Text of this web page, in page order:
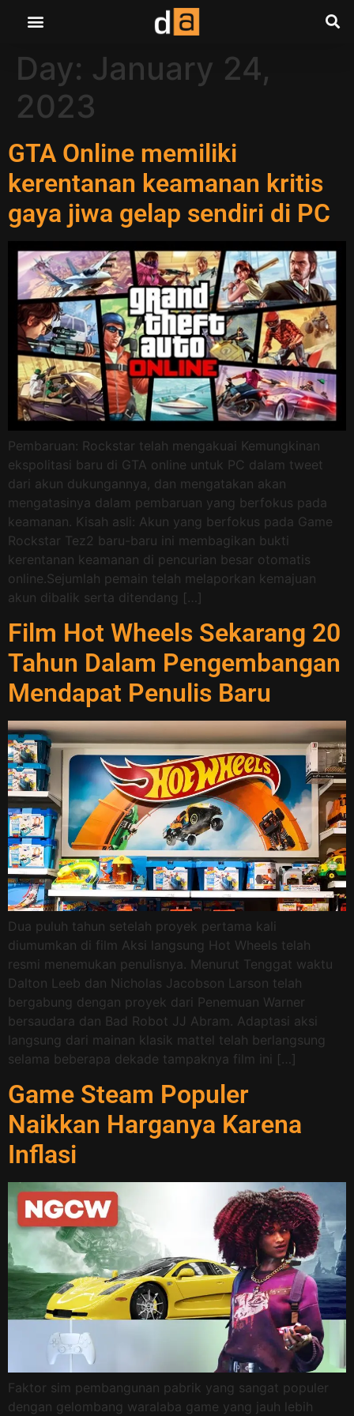
Day: January 24,
2023
GTA Online memiliki
kerentanan keamanan kritis
gaya jiwa gelap sendiri di PC
Pembaruan: Rockstar telah mengakuai Kemungkinan
ekspolitasi baru di GTA online untuk PC dalam tweet
dari akun dukungannya, dan mengatakan akan
mengatasinya dalam pembaruan yang berfokus pada
keamanan. Kisah asli: Akun yang berfokus pada Game
Rockstar Tez2 baru-baru ini membagikan bukti
kerentanan keamanan di pencurian besar otomatis
online.Sejumlah pemain telah melaporkan kemajuan
akun dibalik serta ditendang […]
Film Hot Wheels Sekarang 20
Tahun Dalam Pengembangan
Mendapat Penulis Baru
Dua puluh tahun setelah proyek pertama kali
diumumkan di film Aksi langsung Hot Wheels telah
resmi menemukan penulisnya. Menurut Tenggat waktu
Dalton Leeb dan Nicholas Jacobson Larson telah
bergabung dengan proyek dari Penemuan Warner
bersaudara dan Bad Robot JJ Abram. Adaptasi aksi
langsung dari mainan klasik mattel telah berlangsung
selama beberapa dekade tampaknya film ini […]
Game Steam Populer
Naikkan Harganya Karena
Inflasi
Faktor sim pembangunan pabrik yang sangat populer
dengan gelombang waralaba game yang jauh lebih